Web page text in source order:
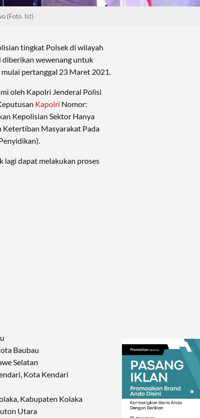
(Foto. Ist)
tingkat Polsek di wilayah
diberikan wewenang untuk
pertanggal 23 Maret 2021.
oleh Kapolri Jenderal Polisi
Kapolri Nomor:
Kepolisian Sektor Hanya
Ketertiban Masyarakat Pada
lagi dapat melakukan proses
Baubau
Selatan
Kota Kendari
Kabupaten Kolaka
Utara